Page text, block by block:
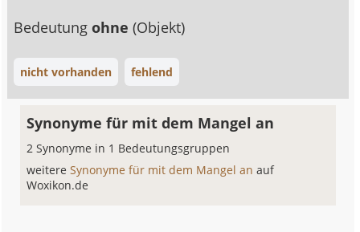
Bedeutungohne(Objekt)
nicht vorhanden fehlend
Synonyme für mit dem Mangel an
2 Synonyme in 1 Bedeutungsgruppen
weitereSynonyme für mit dem Mangel anauf
Woxikon.de